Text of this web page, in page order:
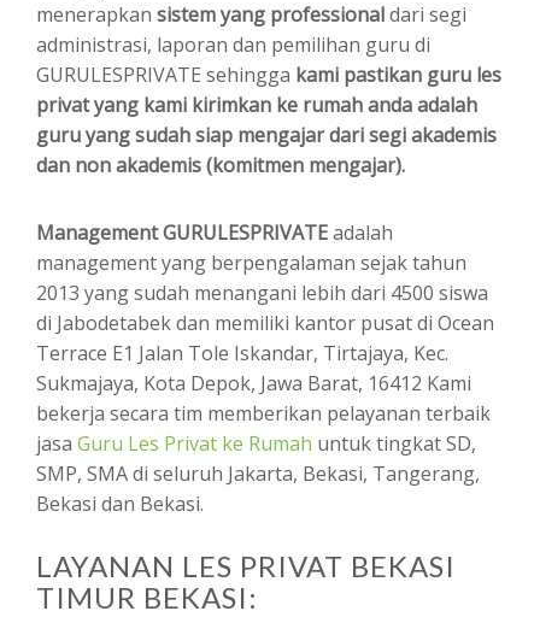
menerapkan sistem yang professionaldari segi
administrasi, laporan dan pemilihan guru di
GURULESPRIVATE sehingga kami pastikan guru les
privat yang kami kirimkan ke rumah anda adalah
guru yang sudah siap mengajar dari segi akademis
dan non akademis (komitmen mengajar).
Management GURULESPRIVATEadalah
management yang berpengalaman sejak tahun
2013 yang sudah menangani lebih dari 4500 siswa
di Jabodetabek dan memiliki kantor pusat di Ocean
Terrace E1 Jalan Tole Iskandar, Tirtajaya, Kec.
Sukmajaya, Kota Depok, Jawa Barat, 16412 Kami
bekerja secara tim memberikan pelayanan terbaik
jasa Guru Les Privat ke Rumah untuk tingkat SD,
SMP, SMA di seluruh Jakarta, Bekasi, Tangerang,
Bekasi dan Bekasi.
LAYANAN LES PRIVAT BEKASI
TIMUR BEKASI: